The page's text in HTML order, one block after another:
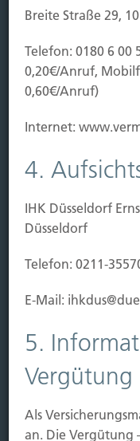
Vorsorgen
Immobilien Vers.
Kauf Grundstück
Baubeginn
Einzug/Vermietung
Schaden
Kontakt
Brück | Kapellstraße
brueck@brueckkg.de
Kontaktformular
© Hubert Brück KG
Breite Straße 29,
Telefon: 0180 6 00
0,20€/Anruf,
0,60€/Anruf)
Internet:
4.
IHK Düsseldorf
Düsseldorf
Telefon: 0211-
E-Mail:
5.
Vergütung
Als
an. Die Vergütung